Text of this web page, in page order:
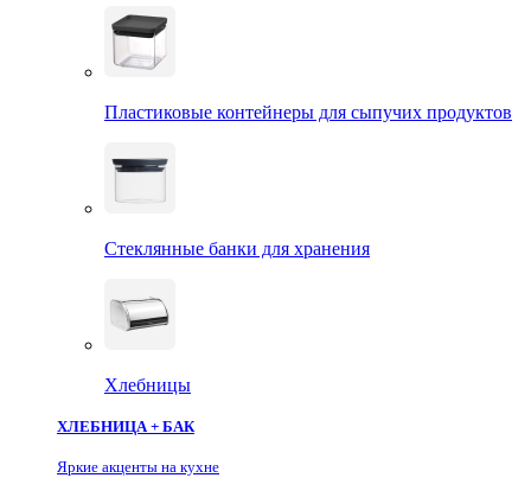
Пластиковые контейнеры для сыпучих продуктов
Стеклянные банки для хранения
Хлебницы
ХЛЕБНИЦА + БАК
Яркие акценты на кухне